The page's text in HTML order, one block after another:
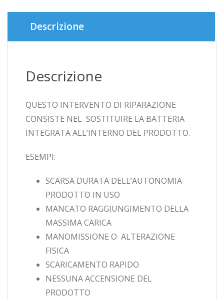
Descrizione
Descrizione
QUESTO INTERVENTO DI RIPARAZIONE
CONSISTE NEL SOSTITUIRE LA BATTERIA
INTEGRATA ALL’INTERNO DEL PRODOTTO.
ESEMPI:
SCARSA DURATA DELL’AUTONOMIA
PRODOTTO IN USO
MANCATO RAGGIUNGIMENTO DELLA
MASSIMA CARICA
MANOMISSIONE O ALTERAZIONE
FISICA
SCARICAMENTO RAPIDO
NESSUNA ACCENSIONE DEL
PRODOTTO